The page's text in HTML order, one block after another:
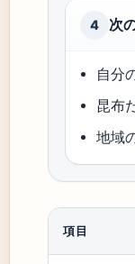
4 次
自分
昆布
地域
項目